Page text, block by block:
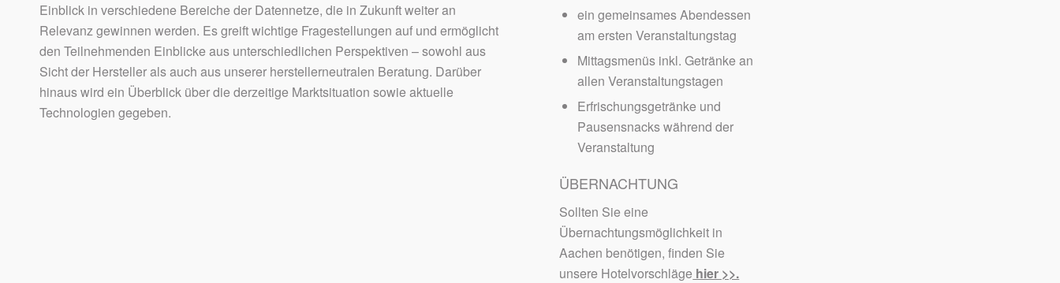
Einblick in verschiedene Bereiche der Datennetze, die in Zukunft weiter an
Relevanz gewinnen werden. Es greift wichtige Fragestellungen auf und ermöglicht
den Teilnehmenden Einblicke aus unterschiedlichen Perspektiven – sowohl aus
Sicht der Hersteller als auch aus unserer herstellerneutralen Beratung. Darüber
hinaus wird ein Überblick über die derzeitige Marktsituation sowie aktuelle
Technologien gegeben.
ein gemeinsames Abendessen
am ersten Veranstaltungstag
Mittagsmenüs inkl. Getränke an
allen Veranstaltungstagen
Erfrischungsgetränke und
Pausensnacks während der
Veranstaltung
ÜBERNACHTUNG
Sollten Sie eine
Übernachtungsmöglichkeit in
Aachen benötigen, finden Sie
unsere Hotelvorschläge hier >>.